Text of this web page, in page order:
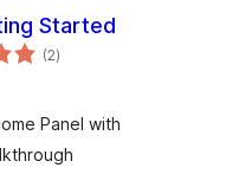
Started
(2total
de
)
Panel with